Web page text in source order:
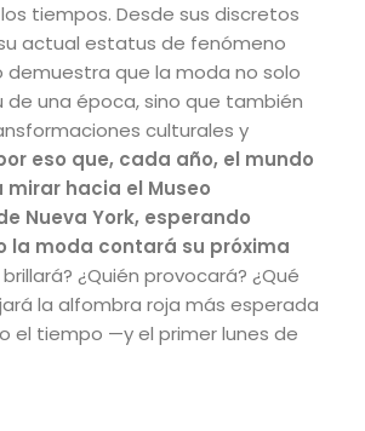
tiempos. Desde sus discretos
actual estatus de fenómeno
demuestra que la moda no solo
de una época, sino que también
culturales y
eso que, cada año, el mundo
mirar hacia el Museo
Nueva York, esperando
la moda contará su próxima
¿Quién provocará? ¿Qué
la alfombra roja más esperada
el tiempo —y el primer lunes de